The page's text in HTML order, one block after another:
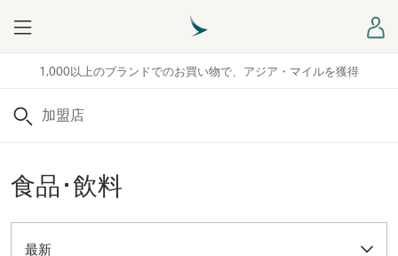
1,000以上のブランドでのお買い物で、アジア・マイルを獲得
Menu
検索
食品･飲料
最新